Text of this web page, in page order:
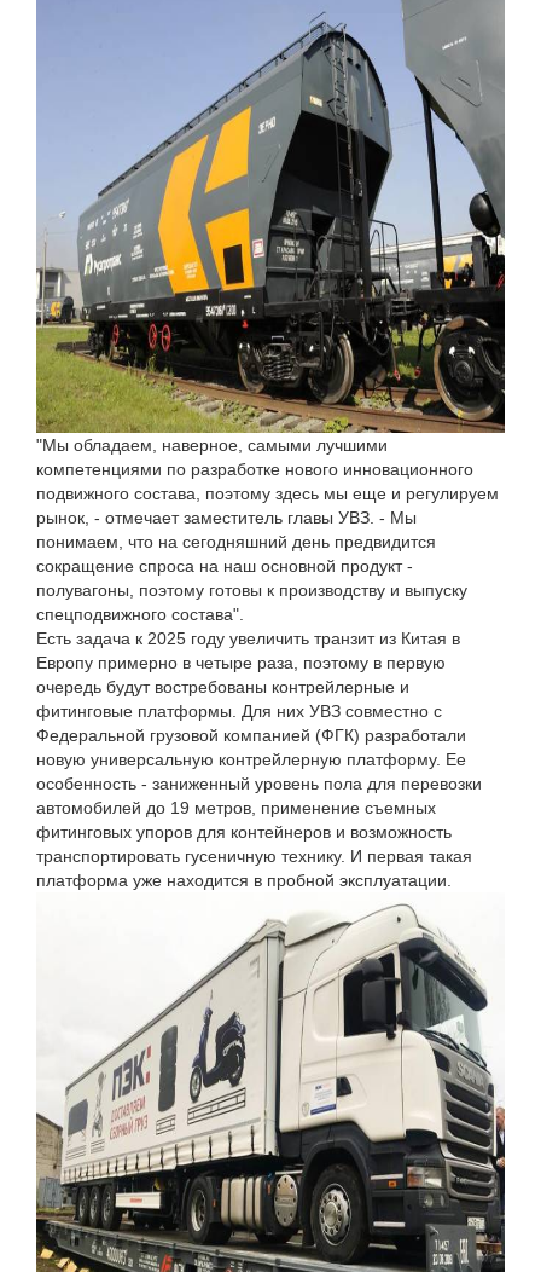
"Мы обладаем, наверное, самыми лучшими
компетенциями по разработке нового инновационного
подвижного состава, поэтому здесь мы еще и регулируем
рынок, - отмечает заместитель главы УВЗ. - Мы
понимаем, что на сегодняшний день предвидится
сокращение спроса на наш основной продукт -
полувагоны, поэтому готовы к производству и выпуску
спецподвижного состава".
Есть задача к 2025 году увеличить транзит из Китая в
Европу примерно в четыре раза, поэтому в первую
очередь будут востребованы контрейлерные и
фитинговые платформы. Для них УВЗ совместно с
Федеральной грузовой компанией (ФГК) разработали
новую универсальную контрейлерную платформу. Ее
особенность - заниженный уровень пола для перевозки
автомобилей до 19 метров, применение съемных
фитинговых упоров для контейнеров и возможность
транспортировать гусеничную технику. И первая такая
платформа уже находится в пробной эксплуатации.